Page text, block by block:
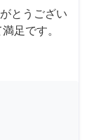
とうござい
足です。